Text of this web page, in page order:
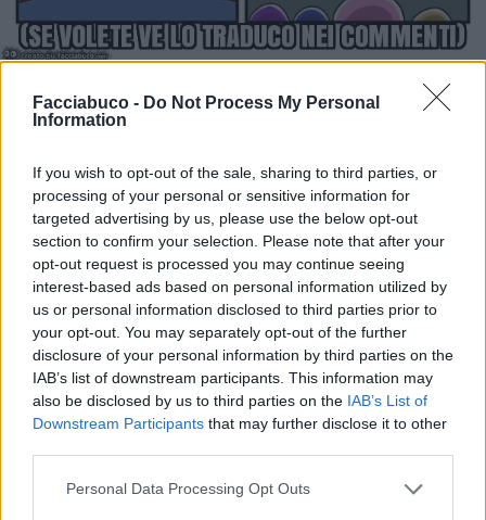
Facciabuco - Do Not Process My Personal
Information
If you wish to opt-out of the sale, sharing to third parties, or
processing of your personal or sensitive information for
targeted advertising by us, please use the below opt-out
section to confirm your selection. Please note that after your
opt-out request is processed you may continue seeing
interest-based ads based on personal information utilized by
us or personal information disclosed to third parties prior to
your opt-out. You may separately opt-out of the further
disclosure of your personal information by third parties on the
IAB’s list of downstream participants. This information may
also be disclosed by us to third parties on the IAB’s List of
Downstream Participants that may further disclose it to other
Personal Data Processing Opt Outs
Stime: 5  Commenti: 7
Ti stimo fratello
Link
Salva
Leggi i commenti precedenti...
shish023:grazie!
9 Marzo 2021 alle ore 23:53
·Ti stimo·Rispondi